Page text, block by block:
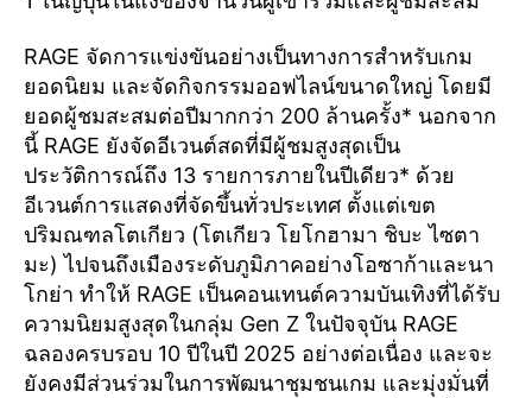
RAGE จัดการแข่งขันอย่างเป็นทางการสำหรับเกม
ยอดนิยม และจัดกิจกรรมออฟไลน์ขนาดใหญ่ โดยมี
ยอดผู้ชมสะสมต่อปีมากกว่า 200 ล้านครั้ง* นอกจาก
นี้ RAGE ยังจัดอีเวนต์สดที่มีผู้ชมสูงสุดเป็น
ประวัติการณ์ถึง 13 รายการภายในปีเดียว* ด้วย
อีเวนต์การแสดงที่จัดขึ้นทั่วประเทศ ตั้งแต่เขต
ปริมณฑลโตเกียว (โตเกียว โยโกฮามา ชิบะ ไซตา
มะ) ไปจนถึงเมืองระดับภูมิภาคอย่างโอซาก้าและนา
โกย่า ทำให้ RAGE เป็นคอนเทนต์ความบันเทิงที่ได้รับ
ความนิยมสูงสุดในกลุ่ม Gen Z ในปัจจุบัน RAGE
ฉลองครบรอบ 10 ปีในปี 2025 อย่างต่อเนื่อง และจะ
ยังคงมีส่วนร่วมในการพัฒนาชุมชนเกม และมุ่งมั่นที่